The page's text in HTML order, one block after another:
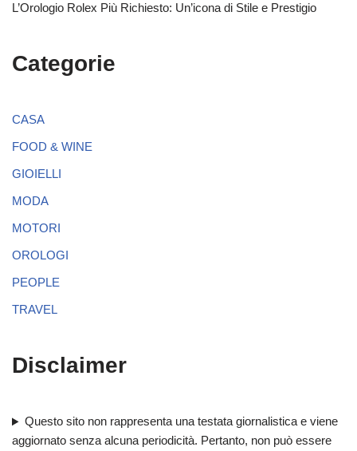
L’Orologio Rolex Più Richiesto: Un’icona di Stile e Prestigio
Categorie
CASA
FOOD & WINE
GIOIELLI
MODA
MOTORI
OROLOGI
PEOPLE
TRAVEL
Disclaimer
Questo sito non rappresenta una testata giornalistica e viene
aggiornato senza alcuna periodicità. Pertanto, non può essere